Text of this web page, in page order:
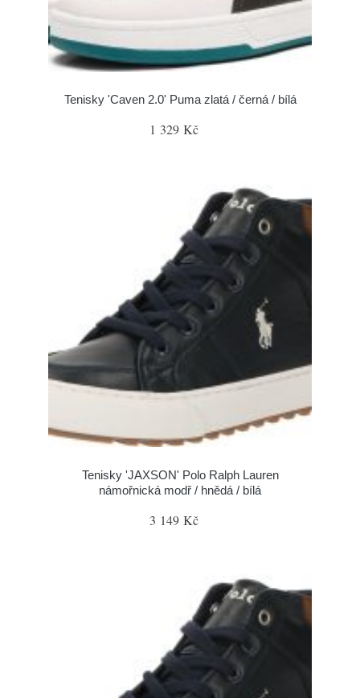
Tenisky 'Caven 2.0' Puma zlatá / černá / bílá
1 329 Kč
Tenisky 'JAXSON' Polo Ralph Lauren
námořnická modř / hnědá / bílá
3 149 Kč